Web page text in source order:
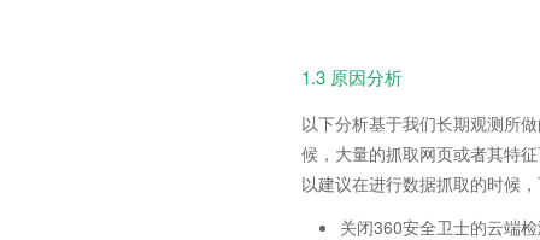
1.3 原因分析
以下分析基于我们长期观测所
候，大量的抓取网页或者其特
以建议在进行数据抓取的时候
关闭360安全卫士的云端